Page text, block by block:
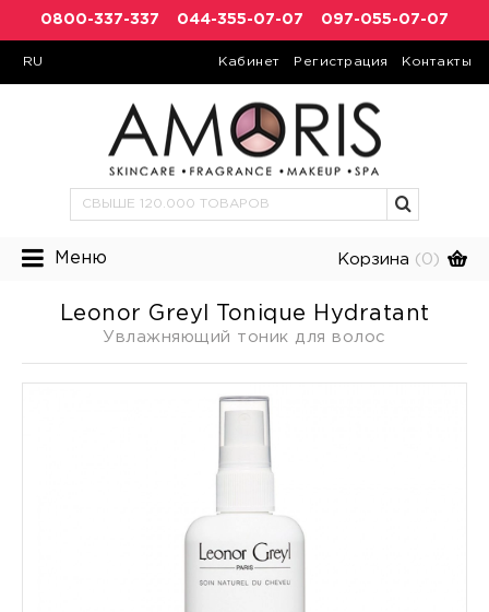
0800-337-337 044-355-07-07 097-055-07-07
RU Кабинет Регистрация Контакты
Меню Корзина (0)
Leonor Greyl Tonique Hydratant
Увлажняющий тоник для волос